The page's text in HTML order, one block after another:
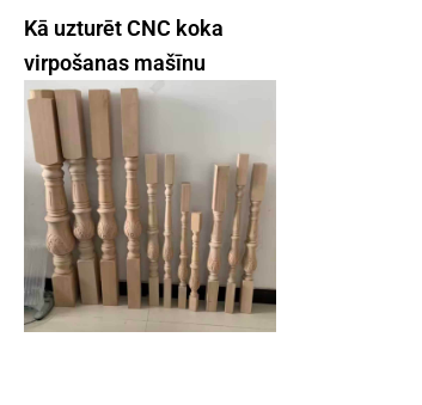
Kā uzturēt CNC koka
virpošanas mašīnu